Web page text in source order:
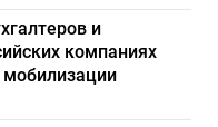
и
компаниях
мобилизации